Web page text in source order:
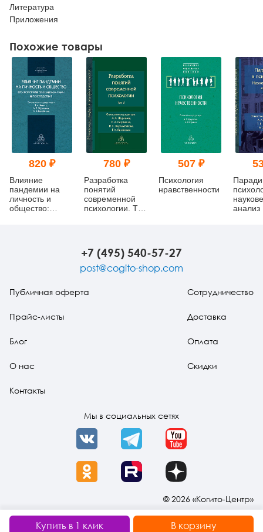
В корзину
Купить в 1 клик
Литература
Приложения
Похожие товары
820 ₽
Влияние
пандемии на
личность и
общество:
780 ₽
Разработка
понятий
современной
психологии. Том
507 ₽
Психология
нравственности
анализ
+7 (495) 540-57-27
post@cogito-shop.com
Публичная оферта
Прайс-листы
Блог
О нас
Контакты
Сотрудничество
Доставка
Оплата
Скидки
Мы в социальных сетях
VK Telegram YouTube
OK Rutube Dzen
© 2026 «Когито-Центр»